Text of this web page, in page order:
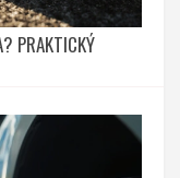
PRAKTICKÝ